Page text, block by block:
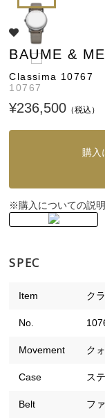
BAUME &
Classima 10767
10767
¥236,500 （税込）
購入
※購入についての説
SPEC
Item ク
No.
Movement ク
Case ス
Belt フ